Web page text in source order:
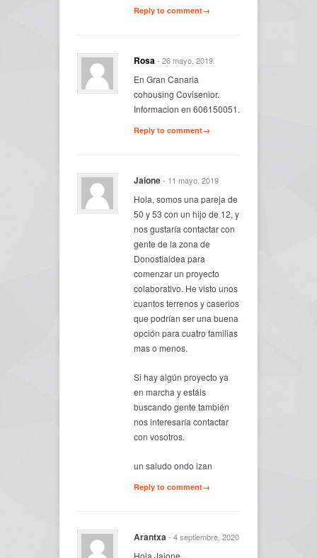
Reply to comment→
Rosa- 26 mayo, 2019
En Gran Canaria
cohousing Covisenior.
Informacion en 606150051.
Reply to comment→
Jaione- 11 mayo, 2019
Hola, somos una pareja de
50 y 53 con un hijo de 12, y
nos gustaría contactar con
gente de la zona de
Donostialdea para
comenzar un proyecto
colaborativo. He visto unos
cuantos terrenos y caserios
que podrían ser una buena
opción para cuatro familias
mas o menos.
Si hay algún proyecto ya
en marcha y estáis
buscando gente también
nos interesaría contactar
con vosotros.
un saludo ondo izan
Reply to comment→
Arantxa- 4 septiembre, 2020
Hola Jaione,